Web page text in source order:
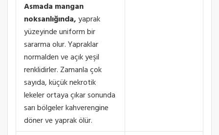
Asmada mangan
noksanlığında,yaprak
yüzeyinde uniform bir
sararma olur. Yapraklar
normalden ve açık yeşil
renklidirler. Zamanla çok
sayıda, küçük nekrotik
lekeler ortaya çıkar sonunda
sarı bölgeler kahverengine
döner ve yaprak ölür.